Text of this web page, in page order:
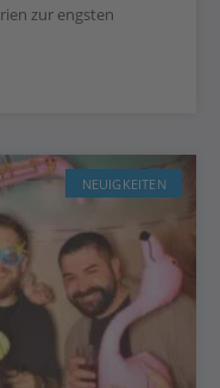
zur engsten
NEUIGKEITEN